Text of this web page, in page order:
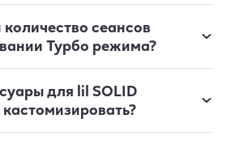
сеансов
Турбо режима?
для lil SOLID